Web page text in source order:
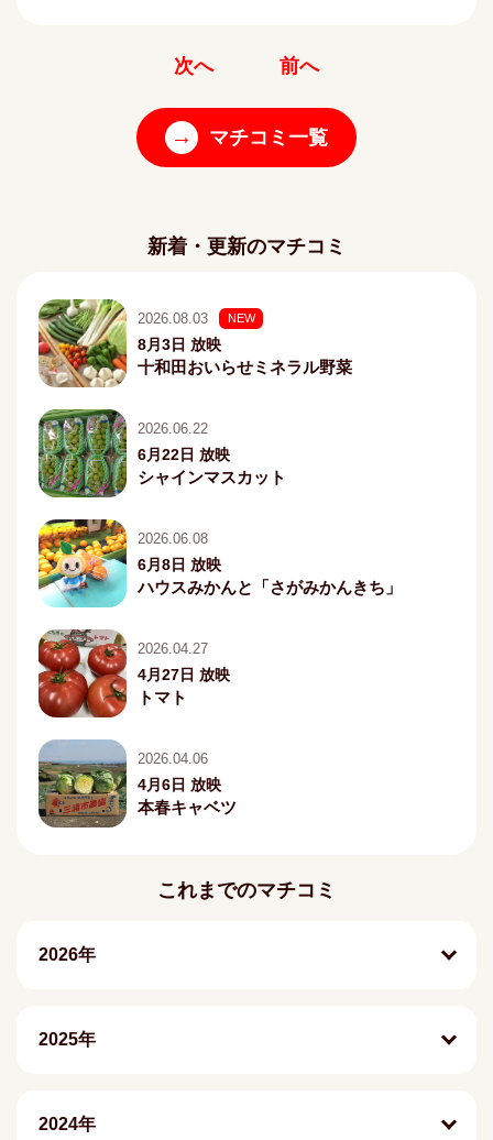
前へ
次へ
→ マチコミ一覧
新着・更新のマチコミ
2026.08.03 NEW
8月3日 放映
十和田おいらせミネラル野菜
2026.06.22
6月22日 放映
シャインマスカット
2026.06.08
6月8日 放映
ハウスみかんと「さがみかんきち」
2026.04.27
4月27日 放映
トマト
2026.04.06
4月6日 放映
本春キャベツ
これまでのマチコミ
2026年
2025年
2024年